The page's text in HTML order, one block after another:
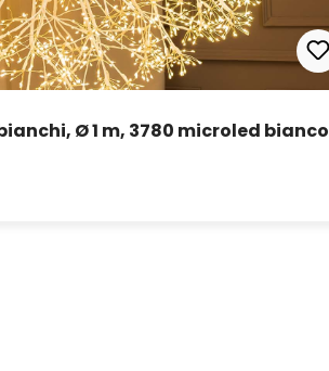
Ø 1 m, 3780 microled bianco